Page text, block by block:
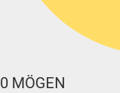
0 MÖGEN